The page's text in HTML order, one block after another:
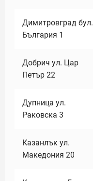
Димитровград бул.
България 1
Добрич ул. Цар
Петър 22
Дупница ул.
Раковска 3
Казанлък ул.
Македония 20